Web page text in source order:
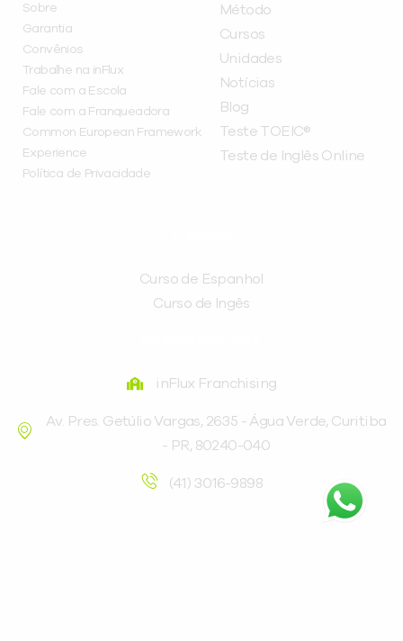
Sobre
Garantia
Convênios
Trabalhe na inFlux
Fale com a Escola
Fale com a Franqueadora
Common European Framework
Experience
Política de Privacidade
Método
Cursos
Unidades
Notícias
Blog
Teste TOEIC®
Teste de Inglês Online
Curso de Espanhol
Curso de Ingês
inFlux Franchising
Av. Pres. Getúlio Vargas, 2635 - Água Verde, Curitiba
- PR, 80240-040
(41) 3016-9898